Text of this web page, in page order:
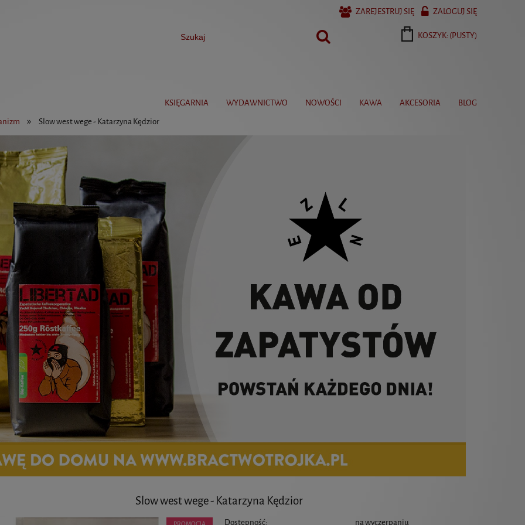
ZAREJESTRUJ SIĘ ZALOGUJ SIĘ
KOSZYK: (PUSTY)
KSIĘGARNIA WYDAWNICTWO NOWOŚCI KAWA AKCESORIA
BLOG
» Slow west wege - Katarzyna Kędzior
Slow west wege - Katarzyna Kędzior
Dostępność: na wyczerpaniu